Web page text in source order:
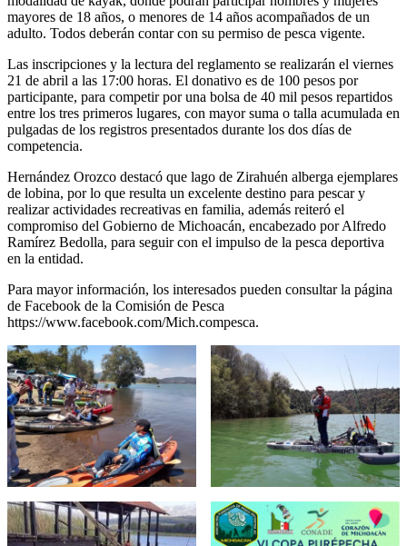
mayores de 18 años, o menores de 14 años acompañados de un
adulto. Todos deberán contar con su permiso de pesca vigente.
Las inscripciones y la lectura del reglamento se realizarán el viernes
21 de abril a las 17:00 horas. El donativo es de 100 pesos por
participante, para competir por una bolsa de 40 mil pesos repartidos
entre los tres primeros lugares, con mayor suma o talla acumulada en
pulgadas de los registros presentados durante los dos días de
competencia.
Hernández Orozco destacó que lago de Zirahuén alberga ejemplares
de lobina, por lo que resulta un excelente destino para pescar y
realizar actividades recreativas en familia, además reiteró el
compromiso del Gobierno de Michoacán, encabezado por Alfredo
Ramírez Bedolla, para seguir con el impulso de la pesca deportiva
en la entidad.
Para mayor información, los interesados pueden consultar la página
de Facebook de la Comisión de Pesca
https://www.facebook.com/Mich.compesca.